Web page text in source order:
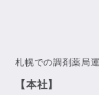
札幌での調剤薬局
【本社】